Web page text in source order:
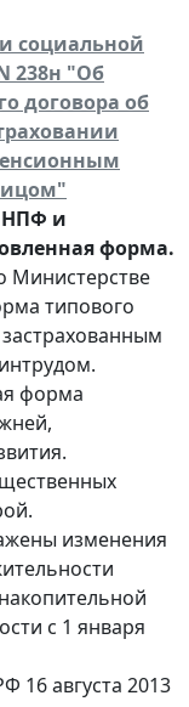
социальной
238н "Об
договора об
НПФ и
форма.
Министерстве
типового
форма
изменения
с 1 января
16 августа 2013